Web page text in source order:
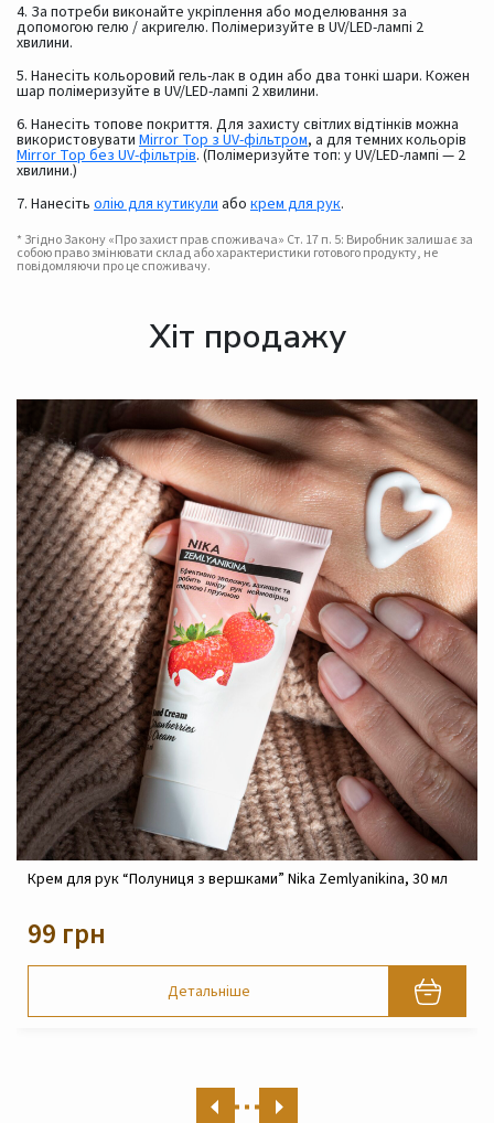
4. За потреби виконайте укріплення або моделювання за
допомогою гелю / акригелю. Полімеризуйте в UV/LED-лампі 2
хвилини.
5. Нанесіть кольоровий гель-лак в один або два тонкі шари. Кожен
шар полімеризуйте в UV/LED-лампі 2 хвилини.
6. Нанесіть топове покриття. Для захисту світлих відтінків можна
використовувати Mirror Top з UV-фільтром, а для темних кольорів
Mirror Top без UV-фільтрів. (Полімеризуйте топ: у UV/LED-лампі — 2
хвилини.)
7. Нанесіть олію для кутикули або крем для рук.
* Згідно Закону «Про захист прав споживача» Ст. 17 п. 5: Виробник залишає за
собою право змінювати склад або характеристики готового продукту, не
повідомляючи про це споживачу.
Хіт продажу
Крем реконструюючий живильний для обличчя Nika
820 грн
Детальніше